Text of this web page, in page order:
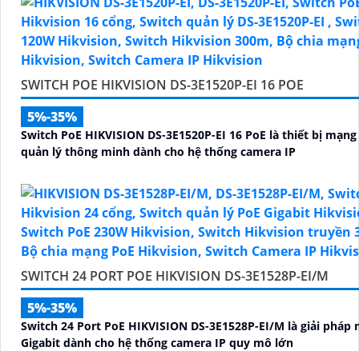
SWITCH POE HIKVISION DS-3E1520P-EI 16 POE
5%-35%
Switch PoE HIKVISION DS-3E1520P-EI 16 PoE là thiết bị
quản lý thông minh dành cho hệ thống camera IP
SWITCH 24 PORT POE HIKVISION DS-3E1528P-EI/M
5%-35%
Switch 24 Port PoE HIKVISION DS-3E1528P-EI/M là giải pháp
Gigabit dành cho hệ thống camera IP quy mô lớn